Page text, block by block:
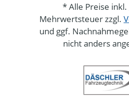
* Alle Preise inkl.
Mehrwertsteuer zzgl.
und ggf.
nicht anders